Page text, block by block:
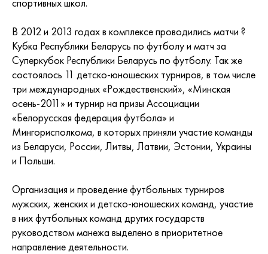
В 2012 и 2013 годах в комплексе проводились матчи ?
Кубка Республики Беларусь по футболу и матч за
Суперкубок Республики Беларусь по футболу. Так же
состоялось 11 детско-юношеских турниров, в том числе
три международных «Рождественский», «Минская
осень-2011» и турнир на призы Ассоциации
«Белорусская федерация футбола» и
Мингорисполкома, в которых приняли участие команды
из Беларуси, России, Литвы, Латвии, Эстонии, Украины
и Польши.
Организация и проведение футбольных турниров
мужских, женских и детско-юношеских команд, участие
в них футбольных команд других государств
руководством манежа выделено в приоритетное
направление деятельности.